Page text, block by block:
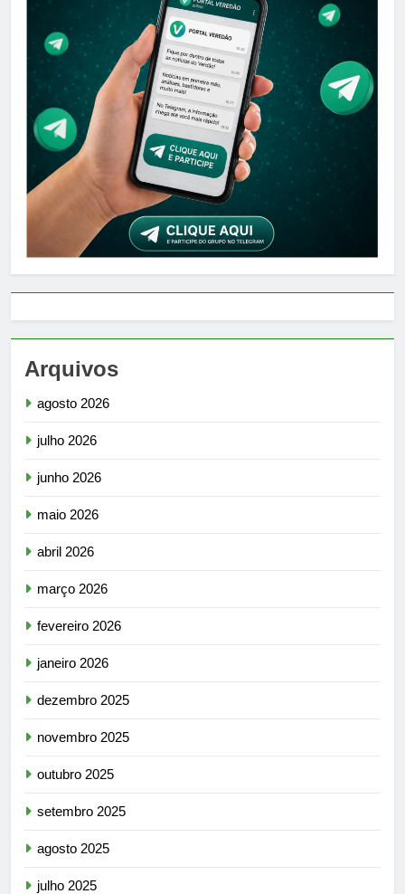
Arquivos
agosto 2026
julho 2026
junho 2026
maio 2026
abril 2026
março 2026
fevereiro 2026
janeiro 2026
dezembro 2025
novembro 2025
outubro 2025
setembro 2025
agosto 2025
julho 2025